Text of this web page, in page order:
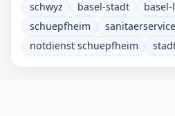
schwyz
basel-stadt
schuepfheim
notdienst schuepfheim